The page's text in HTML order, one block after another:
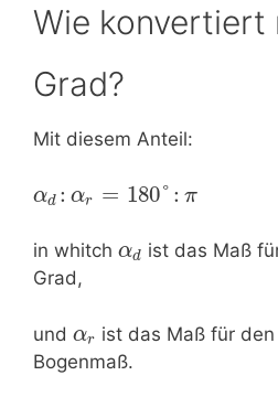
Wie konvertiert
Grad?
Mit diesem Anteil:
αd : αr = 180° : π
in whitch αd ist das Maß
Grad,
und αr ist das Maß für den
Bogenmaß.